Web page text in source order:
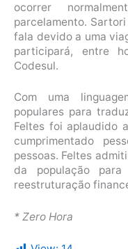
ocorrer
parcelamento.
fala devido a uma
participará, entre
Codesul.
Com uma
populares para
Feltes foi aplaudido
cumprimentado
pessoas. Feltes
da população
reestruturação
* Zero Hora